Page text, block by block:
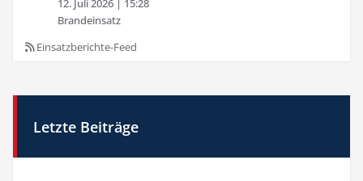
12. Juli 2026 | 15:28
Brandeinsatz
Einsatzberichte-Feed
Letzte Beiträge